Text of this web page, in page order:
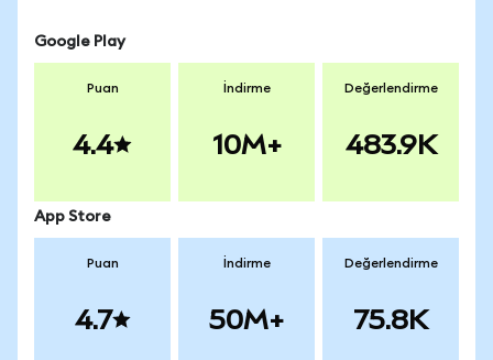
Google Play
Puan
4.4
İndirme
10M+
Değerlendirme
483.9K
App Store
Puan
4.7
İndirme
50M+
Değerlendirme
75.8K